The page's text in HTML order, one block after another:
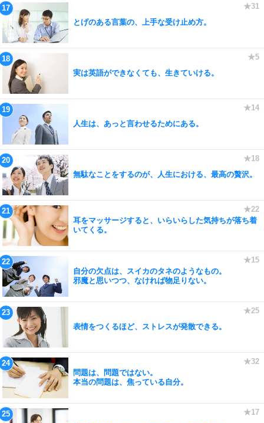
とげのある言葉の、上手な受け止め方。
実は英語ができなくても、生きていける。
人生は、あっと言わせるためにある。
無駄なことをするのが、人生における、最高の贅沢。
耳をマッサージすると、いらいらした気持ちが落ち着
いてくる。
自分の欠点は、スイカのタネのようなもの。
邪魔と思いつつ、なければ物足りない。
表情をつくるほど、ストレスが発散できる。
問題は、問題ではない。
本当の問題は、焦っている自分。